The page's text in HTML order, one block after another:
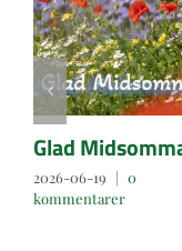
Glad
2026-06-19 | 0
kommentarer